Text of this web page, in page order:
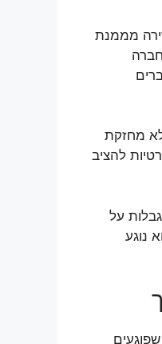
מממנת
מחזקת
להציב
על
נוגע